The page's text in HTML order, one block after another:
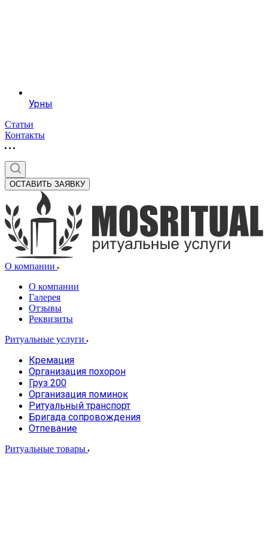
Урны
Статьи
Контакты
ОСТАВИТЬ ЗАЯВКУ
О компании
О компании
Галерея
Отзывы
Реквизиты
Ритуальные услуги
Кремация
Организация похорон
Груз 200
Организация поминок
Ритуальный транспорт
Бригада сопровождения
Отпевание
Ритуальные товары